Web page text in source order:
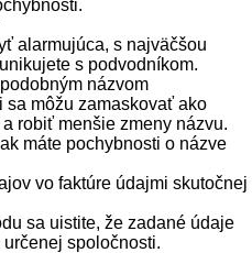
alarmujúca, s najväčšou
s podvodníkom.
názvom
sa môžu zamaskovať ako
robiť menšie zmeny názvu.
máte pochybnosti o názve
vo faktúre údajmi skutočnej
sa uistite, že zadané údaje
spoločnosti.